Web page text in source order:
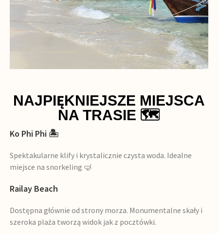
NAJPIĘKNIEJSZE MIEJSCA
NA TRASIE 🗺️
Ko Phi Phi 🏝️
Spektakularne klify i krystalicznie czysta woda. Idealne
miejsce na snorkeling 🤿
Railay Beach
Dostępna głównie od strony morza. Monumentalne skały i
szeroka plaża tworzą widok jak z pocztówki.